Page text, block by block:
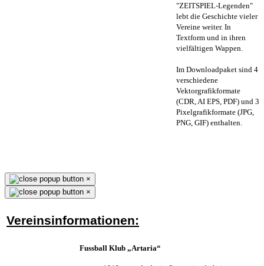
"ZEITSPIEL-Legenden"
lebt die Geschichte vieler
Vereine weiter. In
Textform und in ihren
vielfältigen Wappen.
Im Downloadpaket sind 4
verschiedene
Vektorgrafikformate
(CDR, AI EPS, PDF) und 3
Pixelgrafikformate (JPG,
PNG, GIF) enthalten.
×
×
Vereinsinformationen:
Fussball Klub „Artaria“